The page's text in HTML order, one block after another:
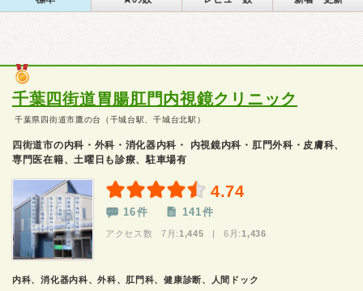
千葉四街道胃腸肛門内視鏡クリニック
千葉県四街道市鷹の台（千城台駅、千城台北駅）
四街道市の内科・外科・消化器内科・ 内視鏡内科・肛門外科・皮膚科、
専門医在籍、土曜日も診療、駐車場有
4.74
16件 141件
アクセス数 7月: 1,445 | 6月: 1,436
内科、消化器内科、外科、肛門科、健康診断、人間ドック